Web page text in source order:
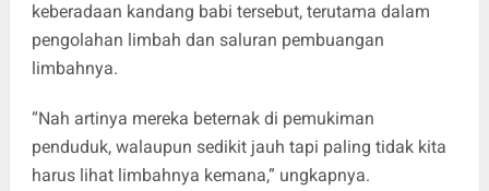
keberadaan kandang babi tersebut, terutama dalam
pengolahan limbah dan saluran pembuangan
limbahnya.
“Nah artinya mereka beternak di pemukiman
penduduk, walaupun sedikit jauh tapi paling tidak kita
harus lihat limbahnya kemana,” ungkapnya.